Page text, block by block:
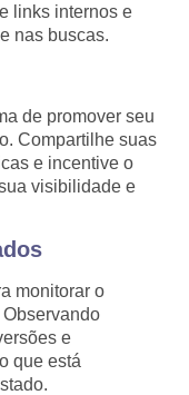
links internos e
nas buscas.
de promover seu
Compartilhe suas
e incentive o
visibilidade e
monitorar o
e
que está